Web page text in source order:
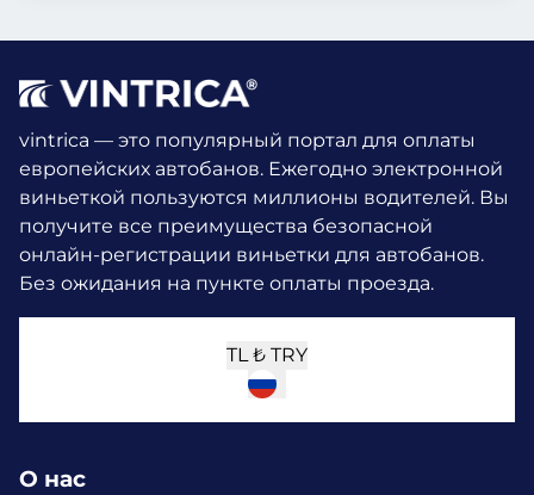
vintrica — это популярный портал для оплаты
европейских автобанов. Ежегодно электронной
виньеткой пользуются миллионы водителей. Вы
получите все преимущества безопасной
онлайн-регистрации виньетки для автобанов.
Без ожидания на пункте оплаты проезда.
TL ₺ TRY
О нас